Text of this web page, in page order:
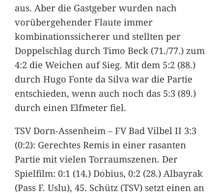
aus. Aber die Gastgeber wurden nach
vorübergehender Flaute immer
kombinationssicherer und stellten per
Doppelschlag durch Timo Beck (71./77.) zum
4:2 die Weichen auf Sieg. Mit dem 5:2 (88.)
durch Hugo Fonte da Silva war die Partie
entschieden, wenn auch noch das 5:3 (89.)
durch einen Elfmeter fiel.
TSV Dorn-Assenheim – FV Bad Vilbel II 3:3
(0:2): Gerechtes Remis in einer rasanten
Partie mit vielen Torraumszenen. Der
Spielfilm: 0:1 (14.) Dobius, 0:2 (28.) Albayrak
(Pass F. Uslu), 45. Schütz (TSV) setzt einen an